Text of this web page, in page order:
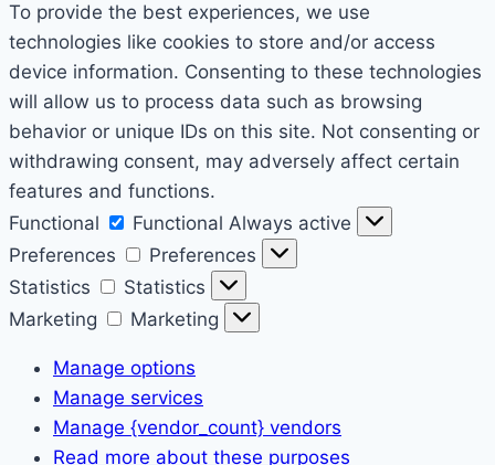
To provide the best experiences, we use
technologies like cookies to store and/or access
device information. Consenting to these technologies
will allow us to process data such as browsing
behavior or unique IDs on this site. Not consenting or
withdrawing consent, may adversely affect certain
features and functions.
Functional
Functional Always active
Preferences
Preferences
Statistics
Statistics
Marketing
Marketing
Manage options
Manage services
Manage {vendor_count} vendors
Read more about these purposes